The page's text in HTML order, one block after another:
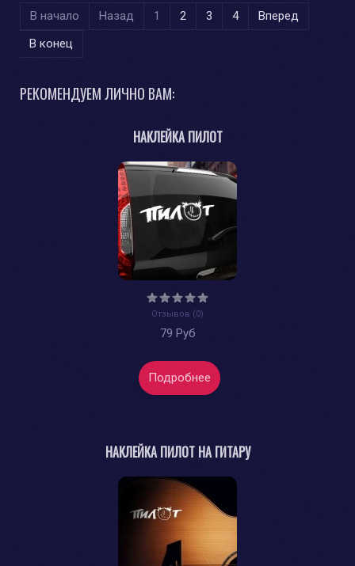
В начало Назад 1 2 3 4
Вперед
В конец
РЕКОМЕНДУЕМ ЛИЧНО ВАМ:
НАКЛЕЙКА ПИЛОТ
Отзывов (0)
79 Руб
Подробнее
НАКЛЕЙКА ПИЛОТ НА ГИТАРУ